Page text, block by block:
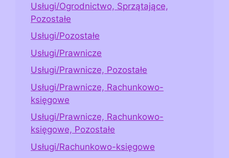
Usługi/Ogrodnictwo, Sprzątające,
Pozostałe
Usługi/Pozostałe
Usługi/Prawnicze
Usługi/Prawnicze, Pozostałe
Usługi/Prawnicze, Rachunkowo-
księgowe
Usługi/Prawnicze, Rachunkowo-
księgowe, Pozostałe
Usługi/Rachunkowo-księgowe